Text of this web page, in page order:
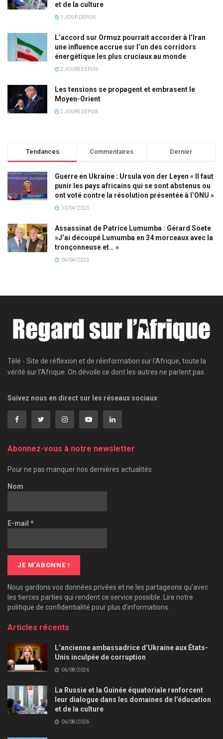
et de la culture
1 JOUR DEPUIS
L’accord sur Ormuz pourrait accorder à l’Iran
une influence accrue sur l’un des corridors
énergétique les plus cruciaux au monde
2 JOURS DEPUIS
Les tensions se propagent et embrasent le
Moyen-Orient
2 JOURS DEPUIS
Tendances Commentaires Dernier
Guerre en Ukraine : Ursula von der Leyen « Il faut
punir les pays africains qui se sont abstenus ou
ont voté contre la résolution présentée à l’ONU »
13/04/2023
Assassinat de Patrice Lumumba : Gérard Soete
»J’ai découpé Lumumba en 34 morceaux avec la
tronçonneuse et… »
06/04/2023
Télé - Site de réflexion et de réinformation sur l'Afrique, toute la
vérité sur l'Afrique. On dévoile ce dont les autres ne parlent pas.
Suivez nous en direct sur les réseaux sociaux
Abonnez-vous à notre newsletter
Pour ne pas manquer nos dernières actualités.
Nom
E-mail *
Nous gardons vos données privées et ne les partageons qu’avec
les tierces parties qui rendent ce service possible. Lire notre
politique de confidentialité pour plus d’informations.
Articles récents
L’ancienne ambassadrice d’Ukraine aux États-
Unis inculpée de corruption
06/08/2026
La Russie et la Guinée équatoriale renforcent
leur dialogue dans les domaines de l’éducation
et de la culture
06/08/2026